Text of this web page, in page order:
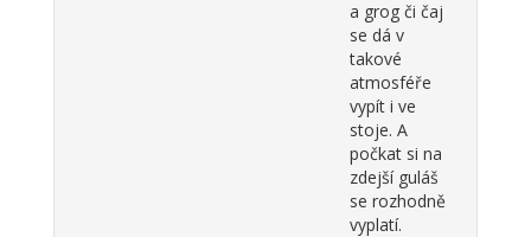
a grog či čaj
se dá v
takové
atmosféře
vypít i ve
stoje. A
počkat si na
zdejší guláš
se rozhodně
vyplatí.